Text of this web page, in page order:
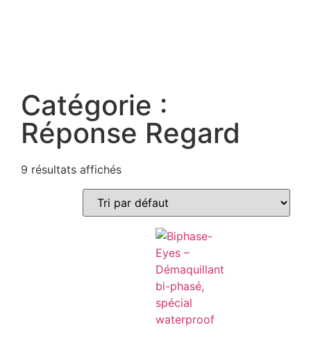
Catégorie :
Réponse Regard
9 résultats affichés